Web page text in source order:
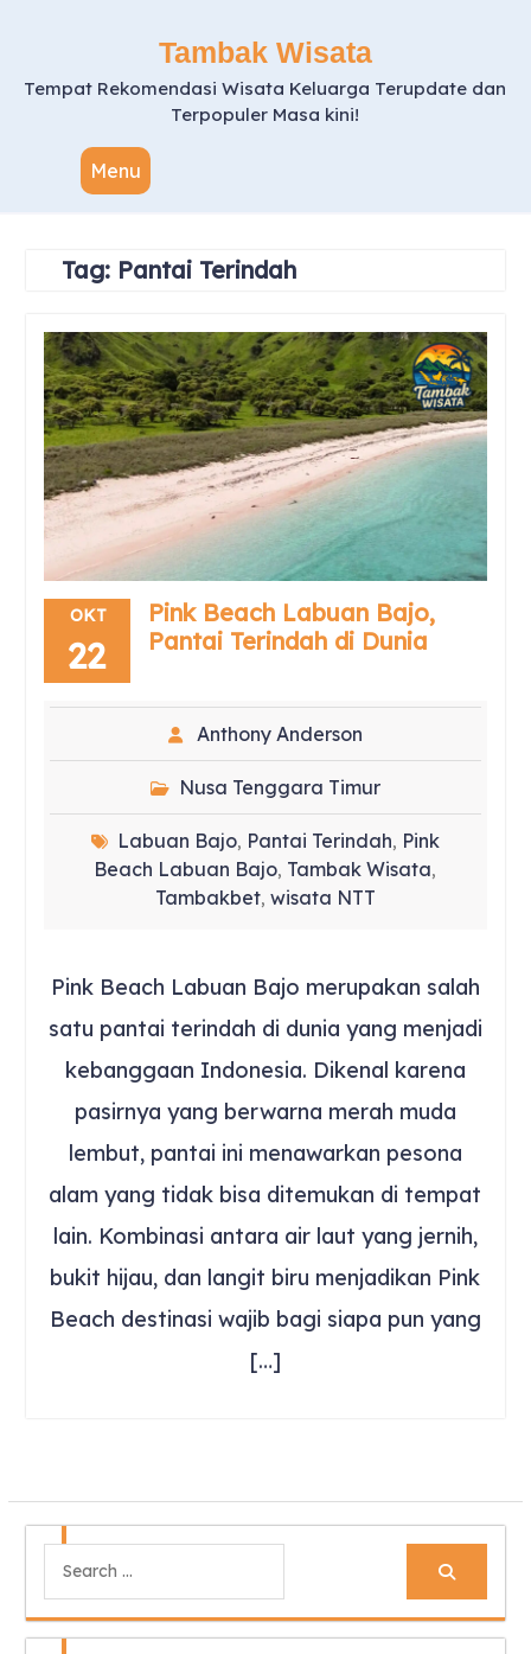
Tambak Wisata
Tempat Rekomendasi Wisata Keluarga Terupdate dan
Terpopuler Masa kini!
Menu
Tag: Pantai Terindah
OKT
22
Pink Beach Labuan Bajo,
Pantai Terindah di Dunia
Anthony Anderson
Nusa Tenggara Timur
Labuan Bajo, Pantai Terindah, Pink
Beach Labuan Bajo, Tambak Wisata,
Tambakbet, wisata NTT
Pink Beach Labuan Bajo merupakan salah
satu pantai terindah di dunia yang menjadi
kebanggaan Indonesia. Dikenal karena
pasirnya yang berwarna merah muda
lembut, pantai ini menawarkan pesona
alam yang tidak bisa ditemukan di tempat
lain. Kombinasi antara air laut yang jernih,
bukit hijau, dan langit biru menjadikan Pink
Beach destinasi wajib bagi siapa pun yang
[…]